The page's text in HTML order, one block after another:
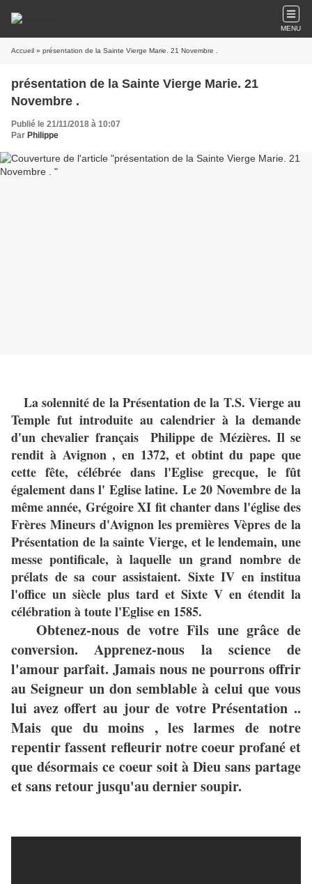
MENU
Accueil » présentation de la Sainte Vierge Marie. 21 Novembre .
présentation de la Sainte Vierge Marie. 21
Novembre .
Publié le 21/11/2018 à 10:07
Par Philippe
La solennité de la Présentation de la T.S. Vierge au
Temple fut introduite au calendrier à la demande
d'un chevalier français Philippe de Mézières. Il se
rendit à Avignon , en 1372, et obtint du pape que
cette fête, célébrée dans l'Eglise grecque, le fût
également dans l' Eglise latine. Le 20 Novembre de la
même année, Grégoire XI fit chanter dans l'église des
Frères Mineurs d'Avignon les premières Vèpres de la
Présentation de la sainte Vierge, et le lendemain, une
messe pontificale, à laquelle un grand nombre de
prélats de sa cour assistaient. Sixte IV en institua
l'office un siècle plus tard et Sixte V en étendit la
célébration à toute l'Eglise en 1585.
Obtenez-nous de votre Fils une grâce de
conversion. Apprenez-nous la science de
l'amour parfait. Jamais nous ne pourrons offrir
au Seigneur un don semblable à celui que vous
lui avez offert au jour de votre Présentation ..
Mais que du moins , les larmes de notre
repentir fassent refleurir notre coeur profané et
que désormais ce coeur soit à Dieu sans partage
et sans retour jusqu'au dernier soupir.